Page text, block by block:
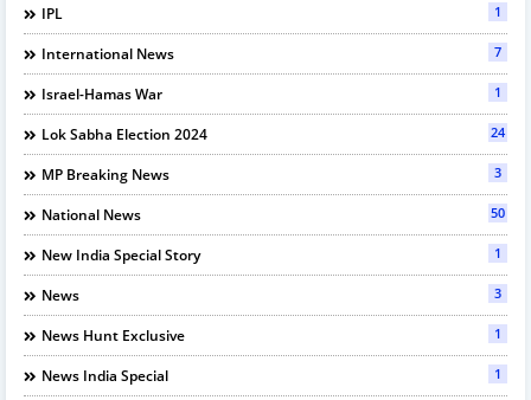
IPL 1
International News 7
Israel-Hamas War 1
Lok Sabha Election 2024 24
MP Breaking News 3
National News 50
New India Special Story 1
News 3
News Hunt Exclusive 1
News India Special 1